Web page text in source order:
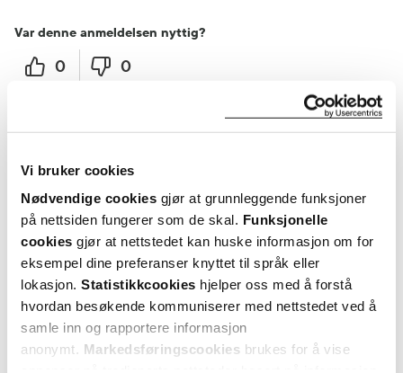
Vi bruker cookies
Nødvendige cookies gjør at grunnleggende funksjoner
på nettsiden fungerer som de skal. Funksjonelle
cookies gjør at nettstedet kan huske informasjon om for
eksempel dine preferanser knyttet til språk eller
lokasjon. Statistikkcookies hjelper oss med å forstå
hvordan besøkende kommuniserer med nettstedet ved å
samle inn og rapportere informasjon
anonymt. Markedsføringscookies brukes for å vise
Var denne anmeldelsen nyttig?
0 0
God
2 måneder siden
Petter
Brukt i flere år
Var denne anmeldelsen nyttig?
0 0